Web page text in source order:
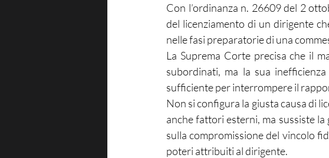
Con l’ordinanza n. 26609 del 2
del licenziamento di un dirigente
nelle fasi preparatorie di una
La Suprema Corte precisa che il
subordinati, ma la sua
sufficiente per interrompere il
Non si configura la giusta causa di
anche fattori esterni, ma sussiste
sulla compromissione del vincolo
poteri attribuiti al dirigente.